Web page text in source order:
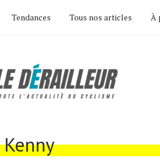
Tendances Tous nos articles À
Kenny